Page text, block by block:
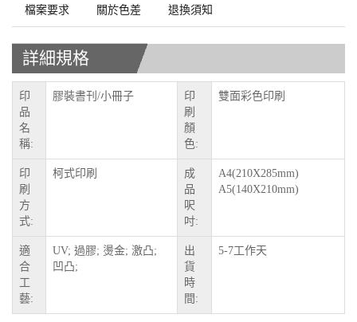
檔案要求 關於色差 退換須知
詳細規格
印
品
名
稱:
膠裝書刊/小冊子
印
刷
顏
色:
雙面彩色印刷
印
刷
方
式:
柯式印刷
成
品
呎
吋:
A4(210X285mm)
A5(140X210mm)
適
合
工
藝:
UV; 過膠; 燙金; 激凸;
凹凸;
出
貨
時
間:
5-7工作天